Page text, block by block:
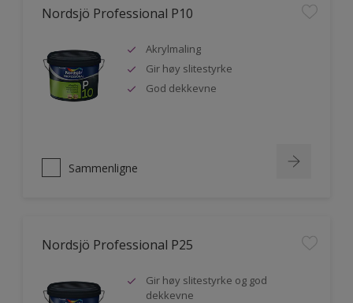
Nordsjö Professional P10
Akrylmaling
Gir høy slitestyrke
God dekkevne
Sammenligne
Nordsjö Professional P25
Gir høy slitestyrke og god
dekkevne